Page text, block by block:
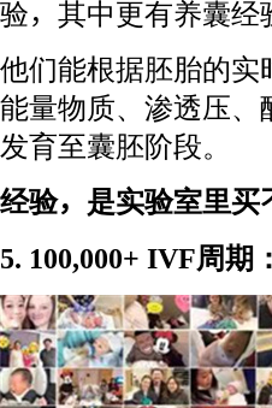
验，其中更有养囊经
他们能根据胚胎的实
能量物质、渗透压、
发育至囊胚阶段。
经验，是实验室里买
5. 100,000+ IVF周期